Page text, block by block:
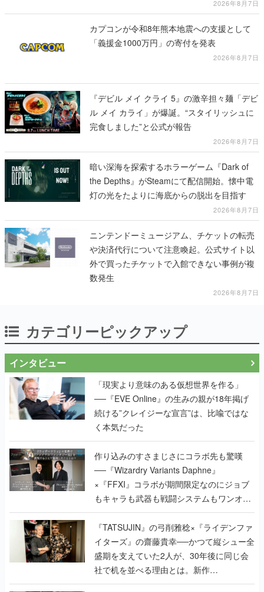
2026年8月7日
カプコンが令和8年熊本地震への支援として
「義援金1000万円」の寄付を発表
2026年8月7日
『デビル メイ クライ 5』の激辛担々麺「デビ
ル メイ カライ」が爆誕。“スタイリッシュに
完食しました”と公式が報告
2026年8月7日
暗い深海を探索するホラーゲーム『Dark of
the Depths』がSteamにて配信開始。懐中電
灯の光をたよりに海底からの脱出を目指す
2026年8月7日
ニンテンドーミュージアム、チケットの転売
や決済代行について注意喚起。公式サイト以
外で買ったチケットで入館できない事例が複
数発生
2026年8月7日
カテゴリーピックアップ
インタビュー
「現実より意味のある仮想世界を作る」
──『EVE Online』の生みの親が18年掲げ
続ける”クレイジーな宣言”は、比喩ではな
く本気だった
作り込みのすさまじさにコラボ先も驚嘆
──『Wizardry Variants Daphne』
×『FFXI』コラボが期間限定なのにジョブ
もキャラも武器も戦闘システムもワンオフ
で作り込まれた理由を両ディレクターに聞
く
『TATSUJIN』の弓削雅稔×『ライデンファ
イターズ』の齋藤貴幸──かつて縦シュー全
盛期を支えていた2人が、30年後に同じ会
社で机を並べる理由とは。新作
『TATSUJIN EXTREME』で初タッグを組